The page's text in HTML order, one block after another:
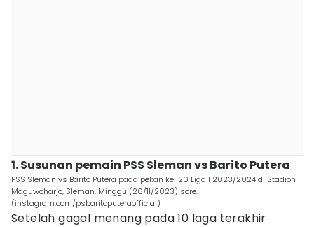
1. Susunan pemain PSS Sleman vs Barito Putera
PSS Sleman vs Barito Putera pada pekan ke-20 Liga 1 2023/2024 di Stadion
Maguwoharjo, Sleman, Minggu (26/11/2023) sore.
(instagram.com/psbaritoputeraofficial)
Setelah gagal menang pada 10 laga terakhir